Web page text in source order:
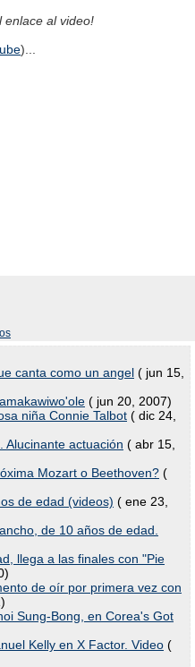
enlace al video!
)...
canta como un angel ( jun 15,
( jun 20, 2007)
niña Connie Talbot ( dic 24,
Alucinante actuación ( abr 15,
Mozart o Beethoven? (
de edad (videos) ( ene 23,
de 10 años de edad.
llega a las finales con "Pie
de oír por primera vez con
Sung-Bong, en Corea's Got
Kelly en X Factor. Video (